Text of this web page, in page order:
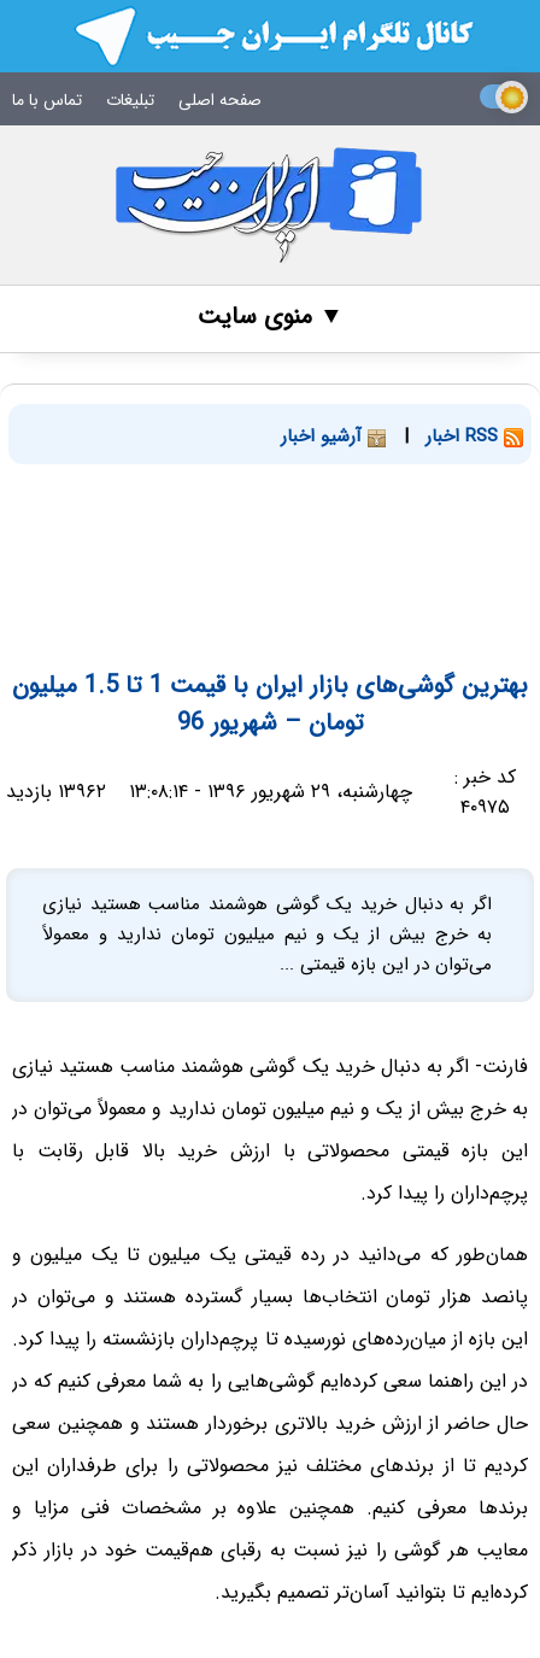
صفحه اصلی تبلیغات تماس با ما
▼ منوی سایت
| آرشیو اخبار
بهترین گوشی‌های بازار ایران با قیمت 1 تا 1.5 میلیون
تومان – شهریور 96
کد خبر :
۴۰۹۷۵
چهارشنبه، ۲۹ شهریور ۱۳۹۶ - ۱۳:۰۸:۱۴ ۱۳۹۶۲ بازدید
اگر به دنبال خرید یک گوشی هوشمند مناسب هستید نیازی
به خرج بیش از یک و نیم میلیون تومان ندارید و معمولاً
می‌توان در این بازه قیمتی ...
فارنت- اگر به دنبال خرید یک گوشی هوشمند مناسب هستید نیازی
به خرج بیش از یک و نیم میلیون تومان ندارید و معمولاً می‌توان در
این بازه قیمتی محصولاتی با ارزش خرید بالا قابل رقابت با
پرچم‌داران را پیدا کرد.
همان‌طور که می‌دانید در رده قیمتی یک میلیون تا یک میلیون و
پانصد هزار تومان انتخاب‌ها بسیار گسترده هستند و می‌توان در
این بازه از میان‌رده‌های نورسیده تا پرچم‌داران بازنشسته را پیدا کرد.
در این راهنما سعی کرده‌ایم گوشی‌هایی را به شما معرفی کنیم که در
حال حاضر از ارزش خرید بالاتری برخوردار هستند و همچنین سعی
کردیم تا از برندهای مختلف نیز محصولاتی را برای طرفداران این
برندها معرفی کنیم. همچنین علاوه بر مشخصات فنی مزایا و
معایب هر گوشی را نیز نسبت به رقبای هم‌قیمت خود در بازار ذکر
کرده‌ایم تا بتوانید آسان‌تر تصمیم بگیرید.